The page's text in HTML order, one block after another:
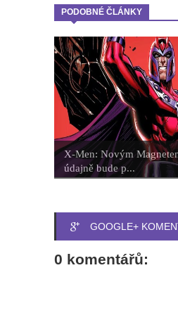
PODOBNÉ ČLÁNKY
X-Men: Novým
údajně bude p...
GOOGLE+
0 komentářů: